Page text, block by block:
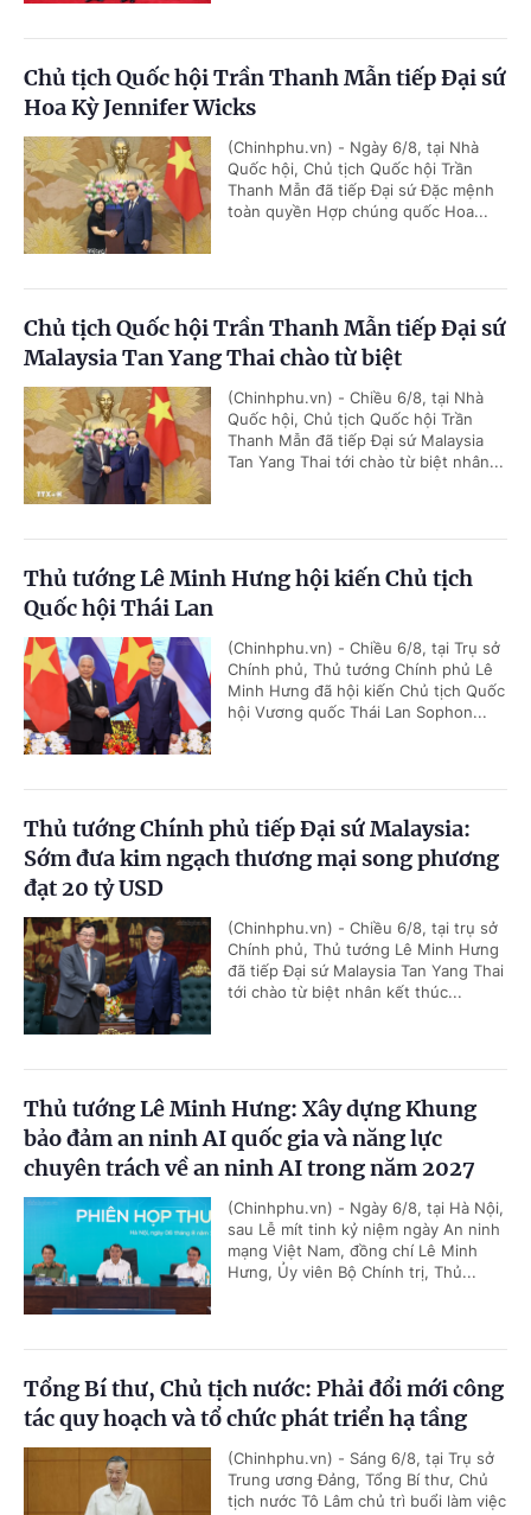
Chủ tịch Quốc hội Trần Thanh Mẫn tiếp Đại sứ
Hoa Kỳ Jennifer Wicks
(Chinhphu.vn) - Ngày 6/8, tại Nhà
Quốc hội, Chủ tịch Quốc hội Trần
Thanh Mẫn đã tiếp Đại sứ Đặc mệnh
toàn quyền Hợp chúng quốc Hoa...
Chủ tịch Quốc hội Trần Thanh Mẫn tiếp Đại sứ
Malaysia Tan Yang Thai chào từ biệt
(Chinhphu.vn) - Chiều 6/8, tại Nhà
Quốc hội, Chủ tịch Quốc hội Trần
Thanh Mẫn đã tiếp Đại sứ Malaysia
Tan Yang Thai tới chào từ biệt nhân...
Thủ tướng Lê Minh Hưng hội kiến Chủ tịch
Quốc hội Thái Lan
(Chinhphu.vn) - Chiều 6/8, tại Trụ sở
Chính phủ, Thủ tướng Chính phủ Lê
Minh Hưng đã hội kiến Chủ tịch Quốc
hội Vương quốc Thái Lan Sophon...
Thủ tướng Chính phủ tiếp Đại sứ Malaysia:
Sớm đưa kim ngạch thương mại song phương
đạt 20 tỷ USD
(Chinhphu.vn) - Chiều 6/8, tại trụ sở
Chính phủ, Thủ tướng Lê Minh Hưng
đã tiếp Đại sứ Malaysia Tan Yang Thai
tới chào từ biệt nhân kết thúc...
Thủ tướng Lê Minh Hưng: Xây dựng Khung
bảo đảm an ninh AI quốc gia và năng lực
chuyên trách về an ninh AI trong năm 2027
(Chinhphu.vn) - Ngày 6/8, tại Hà Nội,
sau Lễ mít tinh kỷ niệm ngày An ninh
mạng Việt Nam, đồng chí Lê Minh
Hưng, Ủy viên Bộ Chính trị, Thủ...
Tổng Bí thư, Chủ tịch nước: Phải đổi mới công
tác quy hoạch và tổ chức phát triển hạ tầng
(Chinhphu.vn) - Sáng 6/8, tại Trụ sở
Trung ương Đảng, Tổng Bí thư, Chủ
tịch nước Tô Lâm chủ trì buổi làm việc